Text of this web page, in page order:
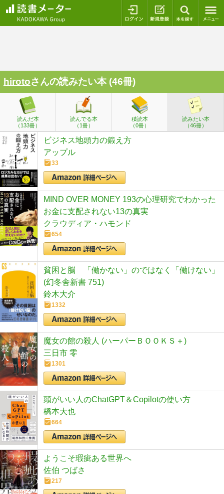
ログイン 新規登録
hirotoさんの読みたい本 (46冊)
読んだ本
（133冊）
読んでる本
（1冊）
積読本
（0冊）
読みたい本
（46冊）
ビジネス地頭力の鍛え方
アップル
33
MIND OVER MONEY 193の心理研究でわかった
お金に支配されない13の真実
クラウディア・ハモンド
654
貧困と脳 「働かない」のではなく「働けない」
(幻冬舎新書 751)
鈴木大介
1332
魔女の館の殺人 (ハーパーＢＯＯＫＳ＋)
三日市 零
1301
頭がいい人のChatGPT＆Copilotの使い方
橋本大也
664
ようこそ瑕疵ある世界へ
佐伯 つばさ
217